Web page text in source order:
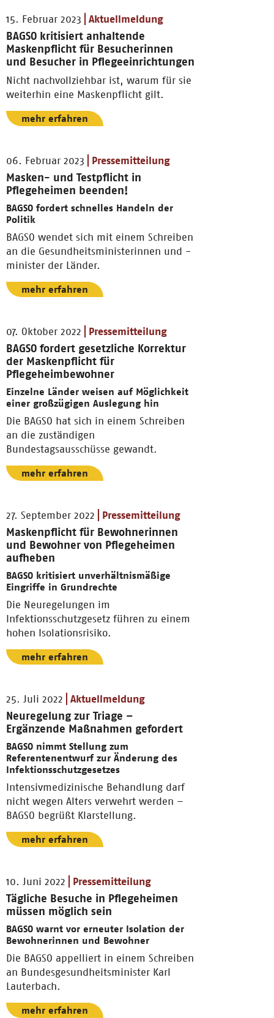
15. Februar 2023 Aktuellmeldung
BAGSO kritisiert anhaltende
Maskenpflicht für Besucherinnen
und Besucher in Pflegeeinrichtungen
Nicht nachvollziehbar ist, warum für sie
weiterhin eine Maskenpflicht gilt.
mehr erfahren
06. Februar 2023 Pressemitteilung
Masken- und Testpflicht in
Pflegeheimen beenden!
BAGSO fordert schnelles Handeln der
Politik
BAGSO wendet sich mit einem Schreiben
an die Gesundheitsministerinnen und -
minister der Länder.
mehr erfahren
07. Oktober 2022 Pressemitteilung
BAGSO fordert gesetzliche Korrektur
der Maskenpflicht für
Pflegeheimbewohner
Einzelne Länder weisen auf Möglichkeit
einer großzügigen Auslegung hin
Die BAGSO hat sich in einem Schreiben
an die zuständigen
Bundestagsausschüsse gewandt.
mehr erfahren
27. September 2022 Pressemitteilung
Maskenpflicht für Bewohnerinnen
und Bewohner von Pflegeheimen
aufheben
BAGSO kritisiert unverhältnismäßige
Eingriffe in Grundrechte
Die Neuregelungen im
Infektionsschutzgesetz führen zu einem
hohen Isolationsrisiko.
mehr erfahren
25. Juli 2022 Aktuellmeldung
Neuregelung zur Triage –
Ergänzende Maßnahmen gefordert
BAGSO nimmt Stellung zum
Referentenentwurf zur Änderung des
Infektionsschutzgesetzes
Intensivmedizinische Behandlung darf
nicht wegen Alters verwehrt werden –
BAGSO begrüßt Klarstellung.
mehr erfahren
10. Juni 2022 Pressemitteilung
Tägliche Besuche in Pflegeheimen
müssen möglich sein
BAGSO warnt vor erneuter Isolation der
Bewohnerinnen und Bewohner
Die BAGSO appelliert in einem Schreiben
an Bundesgesundheitsminister Karl
Lauterbach.
mehr erfahren